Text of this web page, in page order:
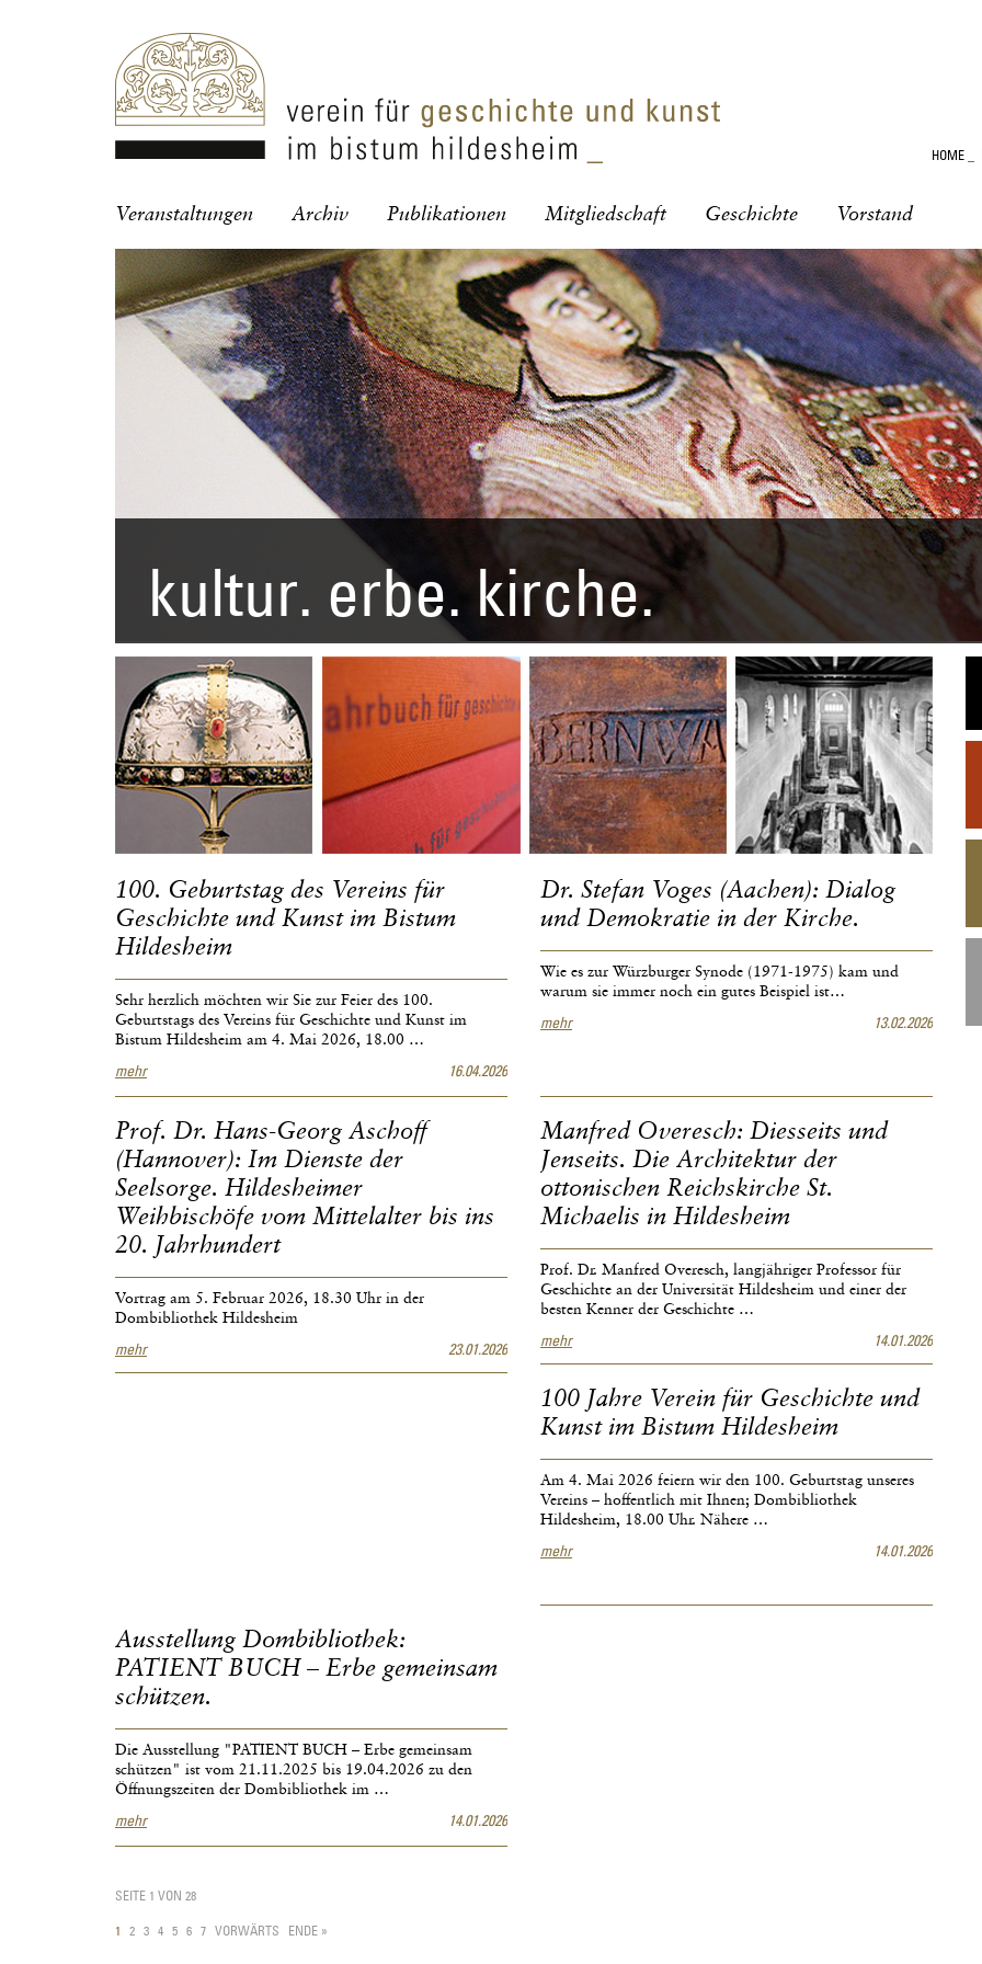
HOME
Navigation
Veranstaltungen Archiv Publikationen Mitgliedschaft Geschichte Vorstand
kultur. erbe. kirche.
100. Geburtstag des Vereins für
Geschichte und Kunst im Bistum
Hildesheim
Sehr herzlich möchten wir Sie zur Feier des 100.
Geburtstags des Vereins für Geschichte und Kunst im
Bistum Hildesheim am 4. Mai 2026, 18.00 …
mehr100.
Vereins
für
Geschichte
und
Kunst
im
Bistum
16.04.2026
Dr. Stefan Voges (Aachen): Dialog
und Demokratie in der Kirche.
Wie es zur Würzburger Synode (1971-1975) kam und
warum sie immer noch ein gutes Beispiel ist…
mehrDr.
Dialog
und
Demokratie
in
Kirche.
13.02.2026
Prof. Dr. Hans-Georg Aschoff
(Hannover): Im Dienste der
Seelsorge. Hildesheimer
Weihbischöfe vom Mittelalter bis ins
20. Jahrhundert
Vortrag am 5. Februar 2026, 18.30 Uhr in der
Dombibliothek Hildesheim
mehrProf.
Dr.
ins
20.
Jahrhundert
23.01.2026
Manfred Overesch: Diesseits und
Jenseits. Die Architektur der
ottonischen Reichskirche St.
Michaelis in Hildesheim
Prof. Dr. Manfred Overesch, langjähriger Professor für
Geschichte an der Universität Hildesheim und einer der
besten Kenner der Geschichte …
mehrManfred
Overesch:
und
Jenseits.
Die
Architektur
der
ottonischen
Reichskirche
Michaelis
14.01.2026
100 Jahre Verein für Geschichte und
Kunst im Bistum Hildesheim
Am 4. Mai 2026 feiern wir den 100. Geburtstag unseres
Vereins – hoffentlich mit Ihnen; Dombibliothek
Hildesheim, 18.00 Uhr. Nähere …
mehr100
für
14.01.2026
Ausstellung Dombibliothek:
PATIENT BUCH – Erbe gemeinsam
schützen.
Die Ausstellung "PATIENT BUCH – Erbe gemeinsam
schützen" ist vom 21.11.2025 bis 19.04.2026 zu den
Öffnungszeiten der Dombibliothek im …
mehrAusstellung
–
gemeinsam
14.01.2026
SEITE 1 VON 28
1 2 3 4 5 6 7 VORWÄRTS ENDE »